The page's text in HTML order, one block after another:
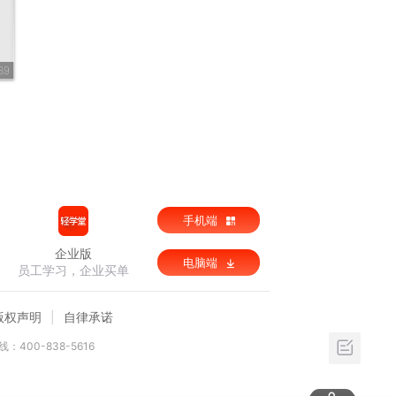
企业版
员工学习，企业买单
手机端
电脑端
权声明 自律承诺
：400-838-5616